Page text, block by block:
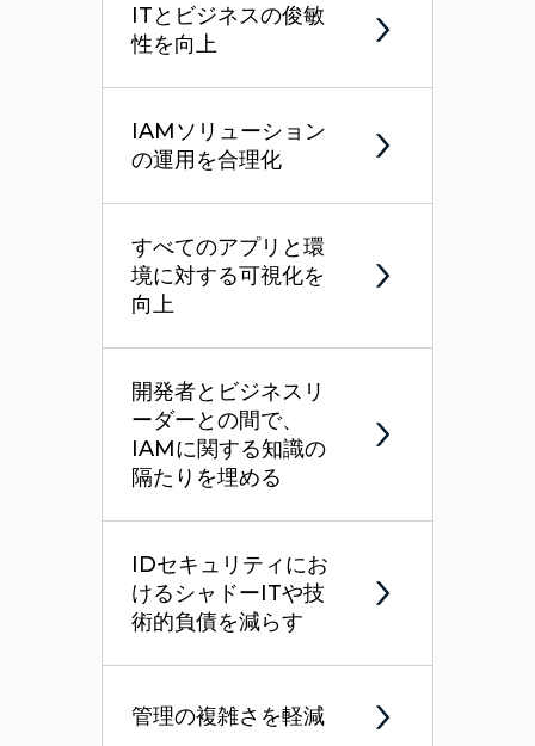
ITとビジネスの俊敏
性を向上
IAMソリューション
の運用を合理化
すべてのアプリと環
境に対する可視化を
向上
開発者とビジネスリ
ーダーとの間で、
IAMに関する知識の
隔たりを埋める
IDセキュリティにお
けるシャドーITや技
術的負債を減らす
管理の複雑さを軽減